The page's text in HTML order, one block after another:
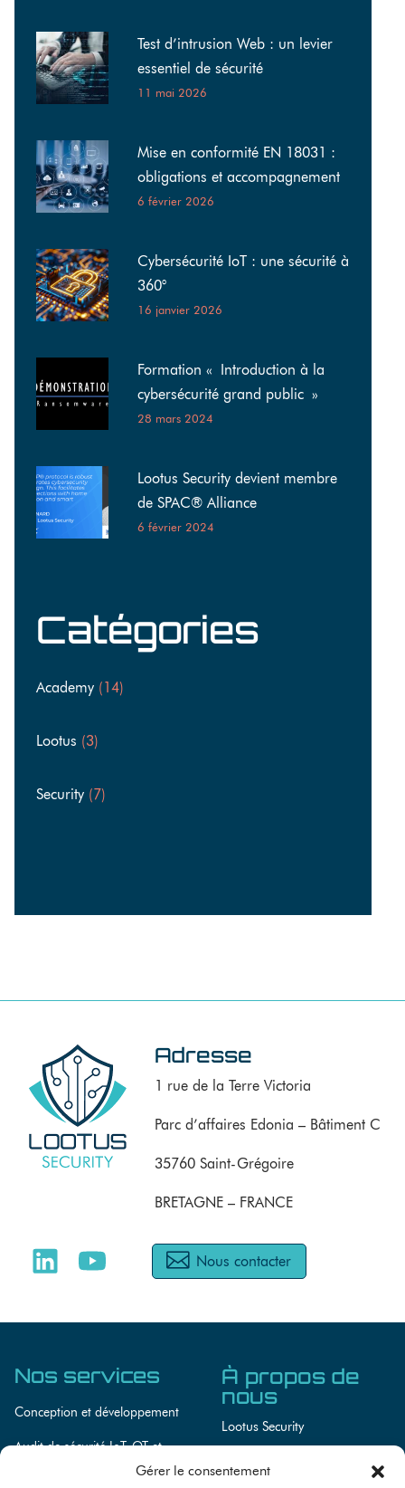
Gérer le consentement
Test d’intrusion Web : un levier
essentiel de sécurité
11 mai 2026
Mise en conformité EN 18031 :
obligations et accompagnement
6 février 2026
Cybersécurité IoT : une sécurité à
360°
16 janvier 2026
Formation « Introduction à la
cybersécurité grand public »
28 mars 2024
Lootus Security devient membre
de SPAC® Alliance
6 février 2024
Catégories
Academy (14)
Lootus (3)
Security (7)
Adresse
1 rue de la Terre Victoria
Parc d’affaires Edonia – Bâtiment C
35760 Saint-Grégoire
BRETAGNE – FRANCE
Nous contacter
Nos services
Conception et développement
Audit de sécurité IoT, OT et
À propos de
nous
Lootus Security